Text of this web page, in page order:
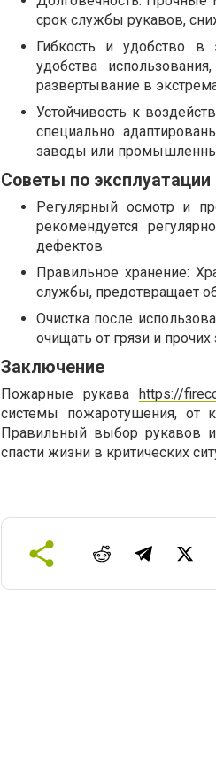
срок службы рукавов,
Гибкость и удобство в
удобства
развертывание в
Устойчивость к
специально
заводы или
Советы по
Регулярный осмотр и
рекомендуется
дефектов.
Правильное хранение:
службы, предотвращает
Очистка после
очищать от грязи и
Заключение
Пожарные рукаваhttps://
системы пожаротушения, от
Правильный выбор рукавов и
спасти жизни в критических